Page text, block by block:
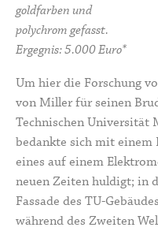
goldfarben und
polychrom gefasst.
Ergegnis: 5.000 Euro*
Um hier die Forschung
von Miller für seinen
Technischen Universität
bedankte sich mit einem
eines auf einem
neuen Zeiten huldigt; in
Fassade des TU-
während des Zweiten